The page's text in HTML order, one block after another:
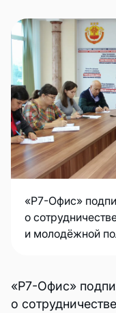
«Р7-Офис»
о
и молодёжной
«Р7-Офис»
о